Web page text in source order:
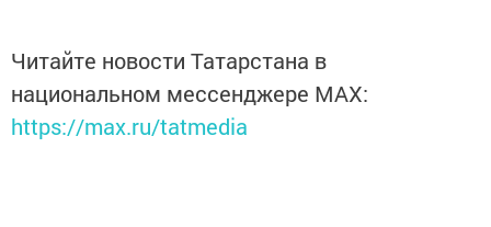
Читайте новости Татарстана в
национальном мессенджере MАХ:
https://max.ru/tatmedia